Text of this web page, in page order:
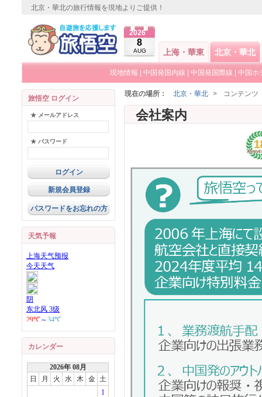
北京・華北の旅行情報を現地よりご提供！
2026
8
AUG 上海・華東 北京・華北
現地情報 中国発国内線 中国発国際線 中国ホ
旅悟空 ログイン
★ メールアドレス
★ パスワード
新規会員登録
パスワードをお忘れの方
天気予報
カレンダー
2026年 08月
日
月 火 水 木 金 土
1
現在の場所： 北京・華北 > コンテンツ
会社案内